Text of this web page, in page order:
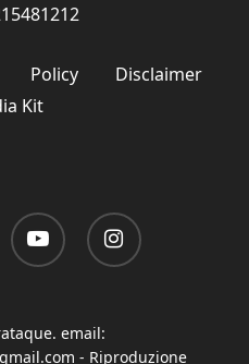
Policy
Disclaimer
Kit
youtube instagram
email:
- Riproduzione